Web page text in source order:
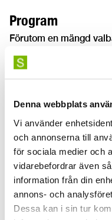
Denna webbplats
Vi använder
och annonserna till
för sociala medier och
vidarebefordrar även
information från din
annons- och
Dessa kan i sin tur
Program
Förutom en mängd
och diskussioner så
riksdagspolitiker i en
betydelse estetiska
SKH bidrar med
Praktisk
Lundmark
Presentation av
praktiknära
lektor i
tillsammans med